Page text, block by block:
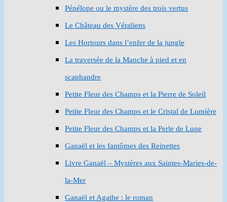
Pénélope ou le mystère des trois vertus
Le Château des Véraliens
Les Hortours dans l’enfer de la jungle
La traversée de la Manche à pied et en
scaphandre
Petite Fleur des Champs et la Pierre de Soleil
Petite Fleur des Champs et le Cristal de Lumière
Petite Fleur des Champs et la Perle de Lune
Ganaël et les fantômes des Reinettes
Livre Ganaël – Mystères aux Saintes-Maries-de-
la-Mer
Ganaël et Agathe : le roman